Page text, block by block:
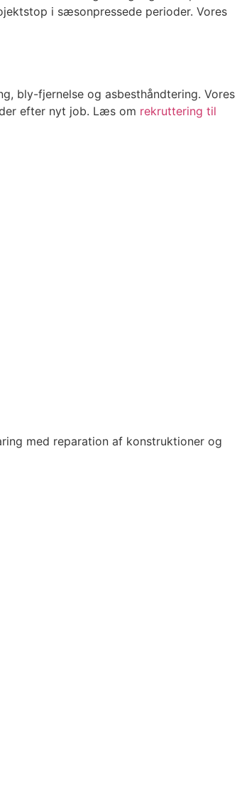
i sæsonpressede perioder. Vores
bly-fjernelse og asbesthåndtering. Vores
efter nyt job. Læs om rekruttering til
med reparation af konstruktioner og